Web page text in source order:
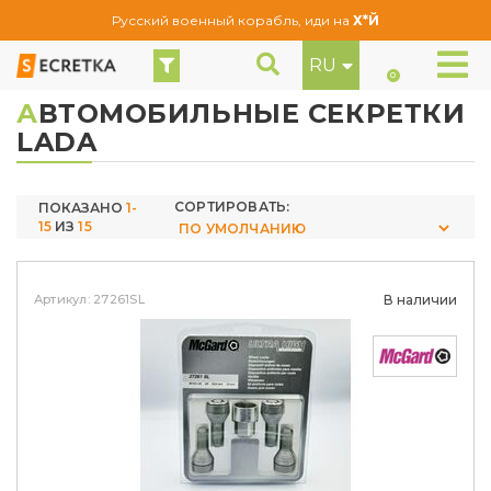
Русский военный корабль, иди на Х*Й
RU 0
Секретки по Маркам
АВТОМОБИЛЬНЫЕ СЕКРЕТКИ
LADA
ПОКАЗАНО 1-
15 ИЗ15
СОРТИРОВАТЬ:
Артикул: 27261SL В наличии